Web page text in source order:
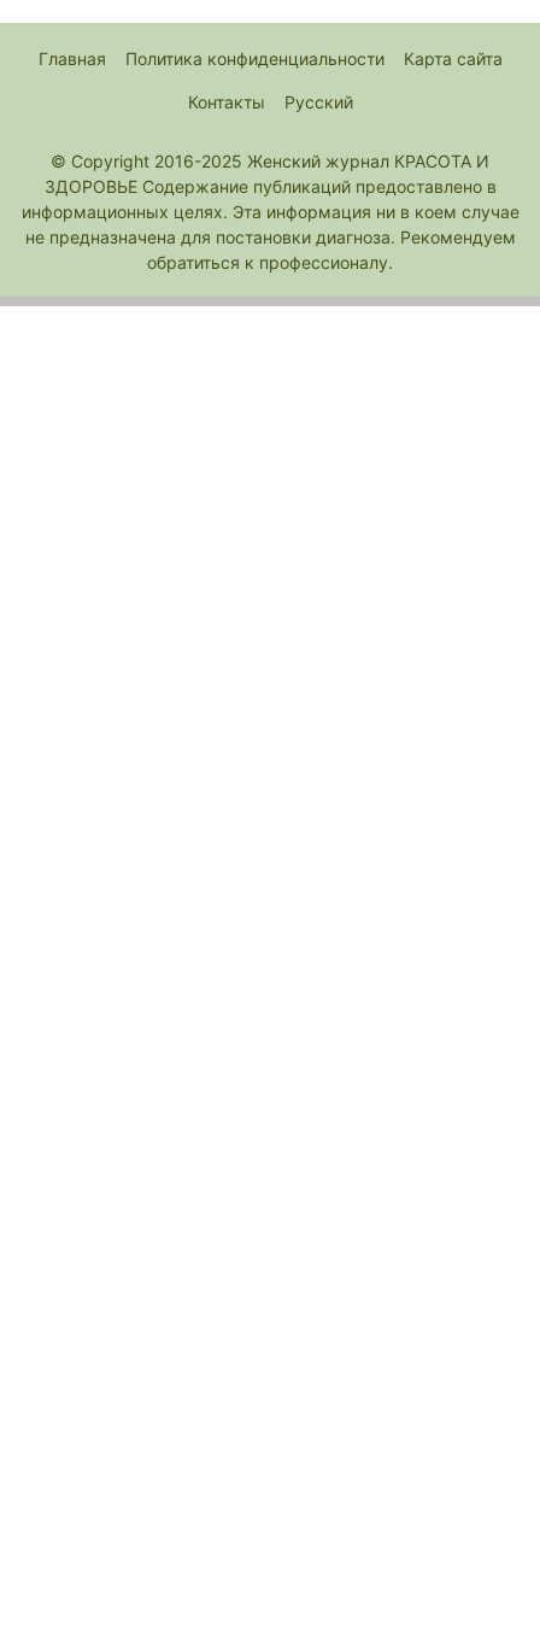
Главная Политика конфиденциальности Карта сайта
Контакты Русский
© Copyright 2016-2025 Женский журнал КРАСОТА И
ЗДОРОВЬЕ Содержание публикаций предоставлено в
информационных целях. Эта информация ни в коем случае
не предназначена для постановки диагноза. Рекомендуем
обратиться к профессионалу.